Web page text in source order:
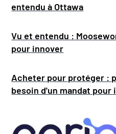
entendu à Ottawa
Vu et entendu :
pour innover
Acheter pour protéger :
besoin d'un mandat